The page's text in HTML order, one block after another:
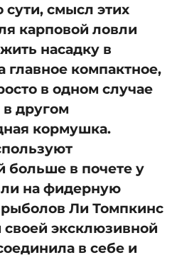
смысл этих
карповой ловли
насадку в
главное компактное,
в одном случае
другом
кормушка.
больше в почете у
на фидерную
Ли Томпкинс
своей эксклюзивной
в себе и